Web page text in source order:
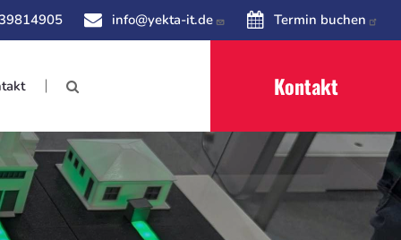
info@yekta-it.de Termin buchen
Kontakt